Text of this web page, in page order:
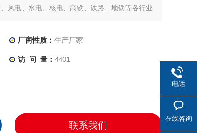
风电、水电、核电、高铁、铁路、地铁等各行业
厂商性质： 生产厂家
访 问 量： 4401
联系我们
电话
在线咨询